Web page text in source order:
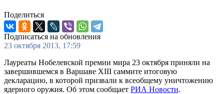
Поделиться
Подписаться на обновления
23 октября 2013, 17:59
Лауреаты Нобелевской премии мира 23 октября приняли на
завершившемся в Варшаве XIII саммите итоговую
декларацию, в которой призвали к всеобщему уничтожению
ядерного оружия. Об этом сообщает РИА Новости.